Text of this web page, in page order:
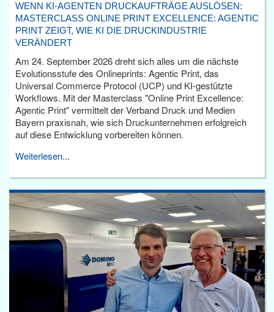
WENN KI-AGENTEN DRUCKAUFTRÄGE AUSLÖSEN:
MASTERCLASS ONLINE PRINT EXCELLENCE: AGENTIC
PRINT ZEIGT, WIE KI DIE DRUCKINDUSTRIE
VERÄNDERT
Am 24. September 2026 dreht sich alles um die nächste
Evolutionsstufe des Onlineprints: Agentic Print, das
Universal Commerce Protocol (UCP) und KI-gestützte
Workflows. Mit der Masterclass "Online Print Excellence:
Agentic Print" vermittelt der Verband Druck und Medien
Bayern praxisnah, wie sich Druckunternehmen erfolgreich
auf diese Entwicklung vorbereiten können.
Weiterlesen...